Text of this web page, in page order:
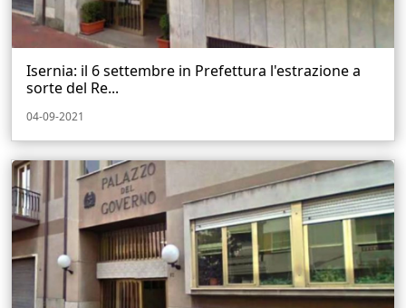
Isernia: il 6 settembre in Prefettura l'estrazione a
sorte del Re...
04-09-2021